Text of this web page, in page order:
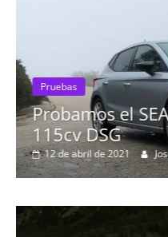
Pruebas
Probamos el
115cv DSG
12 de abril de 2021